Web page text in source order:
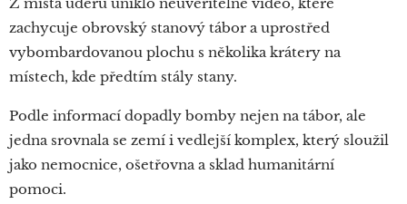
zachycuje obrovský stanový tábor a uprostřed
vybombardovanou plochu s několika krátery na
místech, kde předtím stály stany.
Podle informací dopadly bomby nejen na tábor, ale
jedna srovnala se zemí i vedlejší komplex, který sloužil
jako nemocnice, ošetřovna a sklad humanitární
pomoci.